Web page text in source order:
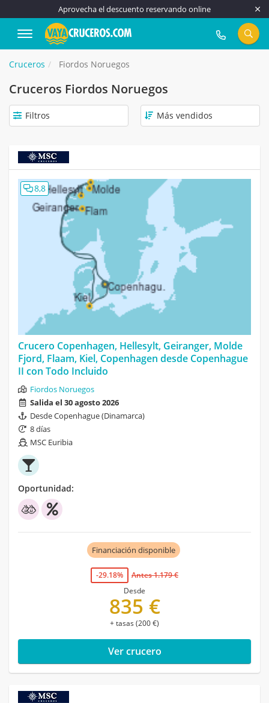
Aprovecha el descuento reservando online
917 815 555
Cruceros Fiordos Noruegos
Cruceros Fiordos Noruegos
Filtros
8,8
Crucero Copenhagen, Hellesylt, Geiranger, Molde
Fjord, Flaam, Kiel, Copenhagen desde Copenhague
II con Todo Incluido
Fiordos Noruegos
Salida el 30 agosto 2026
Desde Copenhague (Dinamarca)
8 días
MSC Euribia
Oportunidad:
Financiación disponible
-29.18%
Antes 1.179 €
Desde
835 €
+ tasas (200 €)
Ver crucero